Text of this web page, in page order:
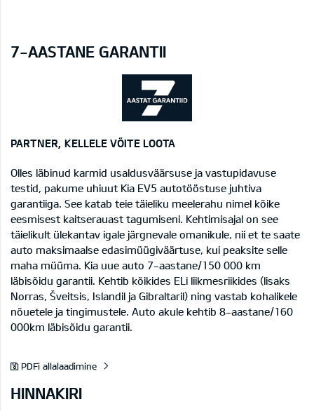
7-AASTANE GARANTII
PARTNER, KELLELE VÕITE LOOTA
Olles läbinud karmid usaldusväärsuse ja vastupidavuse
testid, pakume uhiuut Kia EV5 autotööstuse juhtiva
garantiiga. See katab teie täieliku meelerahu nimel kõike
eesmisest kaitserauast tagumiseni. Kehtimisajal on see
täielikult ülekantav igale järgnevale omanikule, nii et te saate
auto maksimaalse edasimüügiväärtuse, kui peaksite selle
maha müüma. Kia uue auto 7-aastane/150 000 km
läbisõidu garantii. Kehtib kõikides ELi liikmesriikides (lisaks
Norras, Šveitsis, Islandil ja Gibraltaril) ning vastab kohalikele
nõuetele ja tingimustele. Auto akule kehtib 8-aastane/160
000km läbisõidu garantii.
PDFi allalaadimine
HINNAKIRI